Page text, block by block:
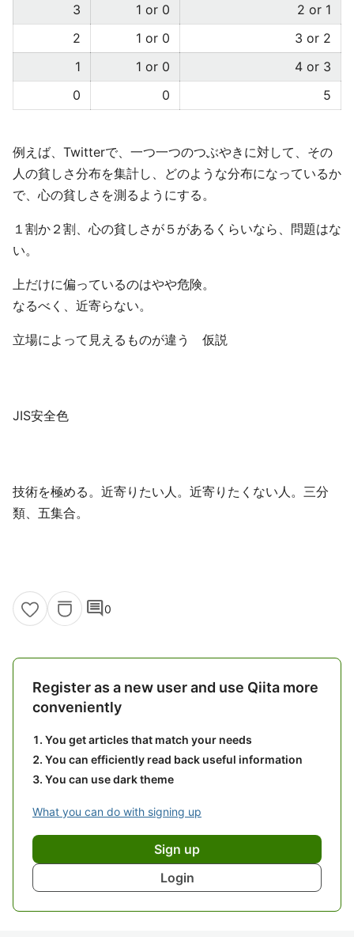
3
1 or 0
2 or 1
2
1 or 0
3 or 2
1
1 or 0
4 or 3
0
0 5
例えば、Twitterで、一つ一つのつぶやきに対して、その
人の貧しさ分布を集計し、どのような分布になっているか
で、心の貧しさを測るようにする。
１割か２割、心の貧しさが５があるくらいなら、問題はな
い。
上だけに偏っているのはやや危険。
なるべく、近寄らない。
立場によって見えるものが違う 仮説
JIS安全色
技術を極める。近寄りたい人。近寄りたくない人。三分
類、五集合。
comment0
Register as a new user and use Qiita more
conveniently
You get articles that match your needs
You can efficiently read back useful information
You can use dark theme
What you can do with signing up
Sign up
Login